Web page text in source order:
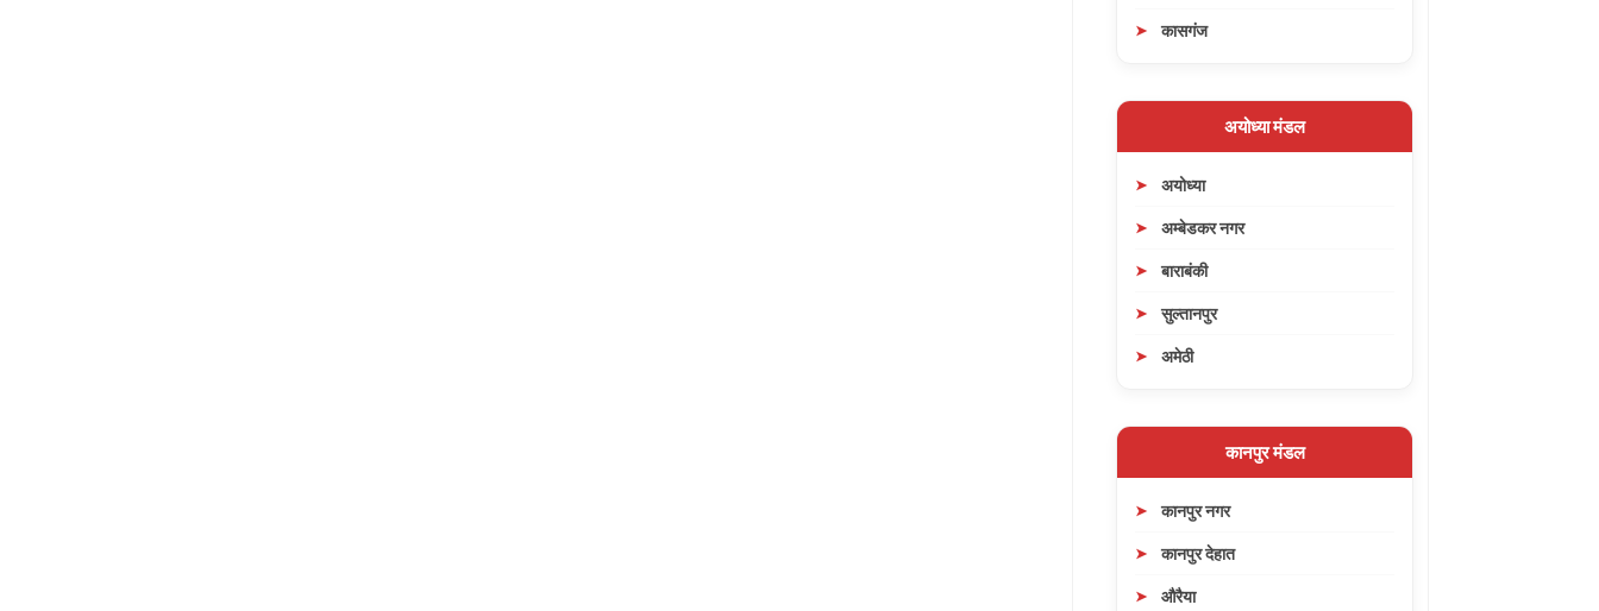
कासगंज
अयोध्या मंडल
अयोध्या
अम्बेडकर नगर
बाराबंकी
सुल्तानपुर
अमेठी
कानपुर मंडल
कानपुर नगर
कानपुर देहात
औरैया